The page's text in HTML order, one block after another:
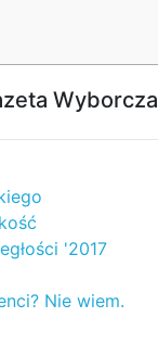
Wyborcza
'2017
Nie wiem.